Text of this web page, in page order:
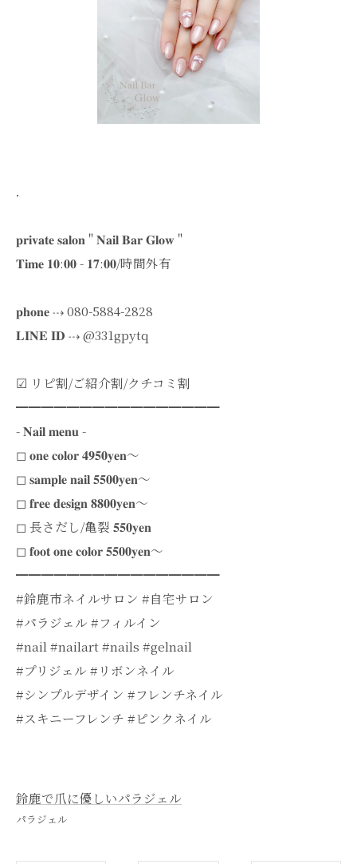
．
‪𝐩𝐫𝐢𝐯𝐚𝐭𝐞 𝐬𝐚𝐥𝐨𝐧 " 𝐍𝐚𝐢𝐥 𝐁𝐚𝐫 𝐆𝐥𝐨𝐰 "
𝐓𝐢𝐦𝐞 𝟏𝟎:𝟎𝟎 - 𝟏𝟕:𝟎𝟎/時間外有
𝐩𝐡𝐨𝐧𝐞 ⇢ 080-5884-2828
𝐋𝐈𝐍𝐄 𝐈𝐃 ⇢ @331gpytq
︎︎︎︎☑︎ リピ割/ご紹介割/クチコミ割
━━━━━━━━━━━━━━━━
- 𝐍𝐚𝐢𝐥 𝐦𝐞𝐧𝐮 -
◻︎ 𝐨𝐧𝐞 𝐜𝐨𝐥𝐨𝐫 𝟒𝟗𝟓𝟎𝐲𝐞𝐧～
◻︎ 𝐬𝐚𝐦𝐩𝐥𝐞 𝐧𝐚𝐢𝐥 𝟓𝟓𝟎𝟎𝐲𝐞𝐧～
◻︎ 𝐟𝐫𝐞𝐞 𝐝𝐞𝐬𝐢𝐠𝐧 𝟖𝟖𝟎𝟎𝐲𝐞𝐧～
◻︎ 長さだし/亀裂 𝟓𝟓𝟎𝐲𝐞𝐧
◻︎ 𝐟𝐨𝐨𝐭 𝐨𝐧𝐞 𝐜𝐨𝐥𝐨𝐫 𝟓𝟓𝟎𝟎𝐲𝐞𝐧～
━━━━━━━━━━━━━━━━
#鈴鹿市ネイルサロン #自宅サロン
#パラジェル #フィルイン
#nail #nailart #nails #gelnail
#プリジェル #リボンネイル
#シンプルデザイン #フレンチネイル
#スキニーフレンチ #ピンクネイル
鈴鹿で爪に優しいパラジェル
パラジェル